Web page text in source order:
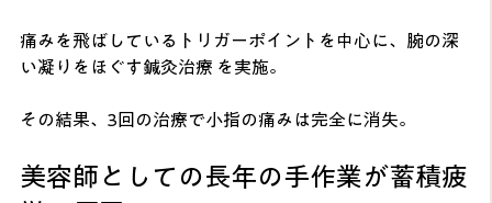
痛みを飛ばしているトリガーポイントを中心に、腕の深
い凝りをほぐす鍼灸治療 を実施。
その結果、3回の治療で小指の痛みは完全に消失。
美容師としての長年の手作業が蓄積疲